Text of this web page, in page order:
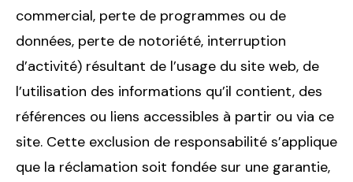
commercial, perte de programmes ou de
données, perte de notoriété, interruption
d’activité) résultant de l’usage du site web, de
l’utilisation des informations qu’il contient, des
références ou liens accessibles à partir ou via ce
site. Cette exclusion de responsabilité s’applique
que la réclamation soit fondée sur une garantie,